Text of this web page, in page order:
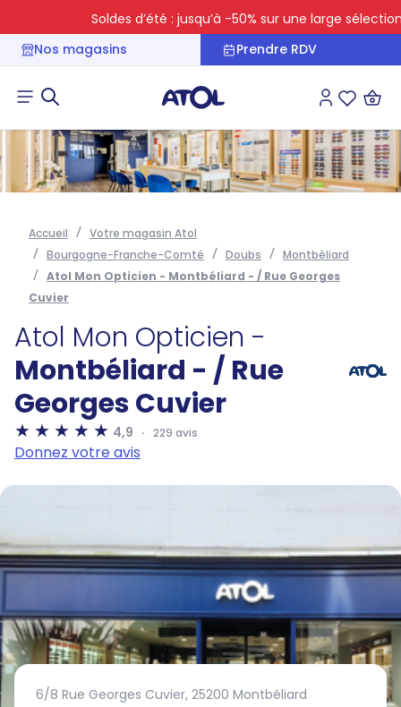
Soldes d’été : jusqu’à -50% sur une large sélection
Nos magasins
Prendre RDV
Connexion
Accueil
Votre magasin Atol
Bourgogne-Franche-Comté
Doubs
Montbéliard
Atol Mon Opticien - Montbéliard - / Rue Georges
Cuvier
Atol Mon Opticien -
Montbéliard - / Rue
Georges Cuvier
4,9 229 avis
Donnez votre avis
6/8 Rue Georges Cuvier, 25200 Montbéliard